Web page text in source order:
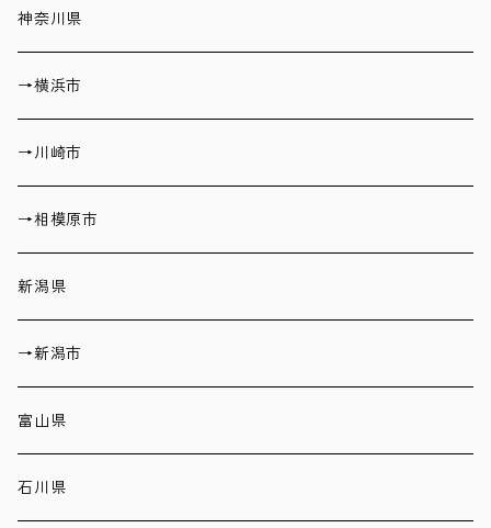
神奈川県
→横浜市
→川崎市
→相模原市
新潟県
→新潟市
富山県
石川県